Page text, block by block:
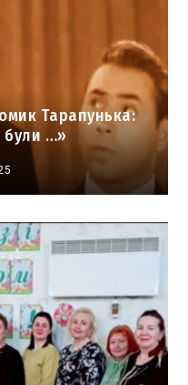
Тарапунька:
були …»